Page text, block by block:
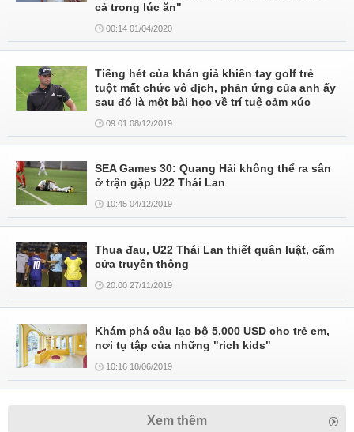
cả trong lúc ăn"
00:14 01/04/2020
Tiếng hét của khán giả khiến tay golf trẻ
tuột mất chức vô địch, phản ứng của anh ấy
sau đó là một bài học về trí tuệ cảm xúc
09:01 08/12/2019
SEA Games 30: Quang Hải không thể ra sân
ở trận gặp U22 Thái Lan
10:45 04/12/2019
Thua đau, U22 Thái Lan thiết quân luật, cấm
cửa truyền thông
20:00 27/11/2019
Khám phá câu lạc bộ 5.000 USD cho trẻ em,
nơi tụ tập của những "rich kids"
10:16 18/06/2019
Xem thêm